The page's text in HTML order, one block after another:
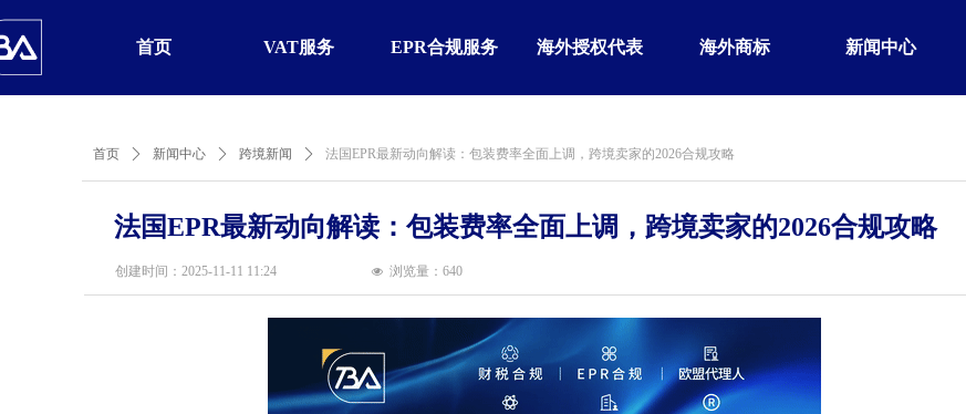
首页 VAT服务 EPR合规服务 海外授权代表 海外商标 新闻中心
法国EPR最新动向解读：包装费率全面上调，跨境卖家的2026合规攻略
首页 ꄲ 新闻中心 ꄲ 跨境新闻 ꄲ 法国EPR最新动向解读：包装费率全面上调，跨境卖家的2026合规攻略
넶 浏览量： 640
创建时间： 2025-11-11 11:24